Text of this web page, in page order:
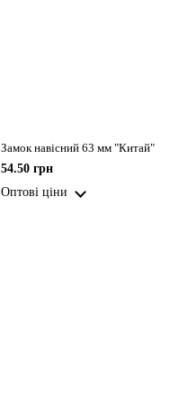
Замок навісний 63 мм "Китай"
54.50 грн
Оптові ціни